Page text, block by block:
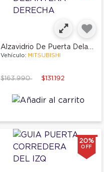
Alzavidrio De Puerta Delantera Derecha
Vehículo: MITSUBISHI
Price reduced from
$163.990to $131.192
20%
OFF